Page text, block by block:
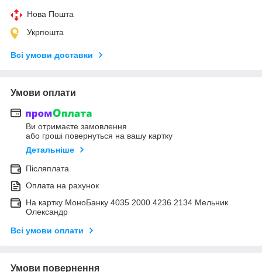
Нова Пошта
Укрпошта
Всі умови доставки
Умови оплати
Ви отримаєте замовлення
або гроші повернуться на вашу картку
Детальніше
Післяплата
Оплата на рахунок
На картку МоноБанку 4035 2000 4236 2134 Мельник
Олександр
Всі умови оплати
Умови повернення